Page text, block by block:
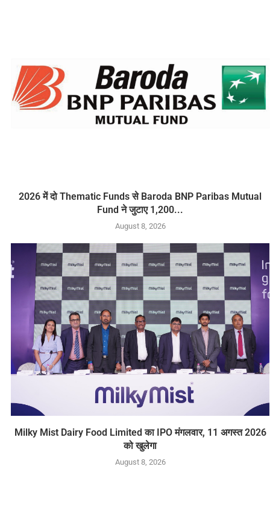
2026 में दो Thematic Funds से Baroda BNP Paribas Mutual
Fund ने जुटाए 1,200...
August 8, 2026
Milky Mist Dairy Food Limited का IPO मंगलवार, 11 अगस्त 2026
को खुलेगा
August 8, 2026